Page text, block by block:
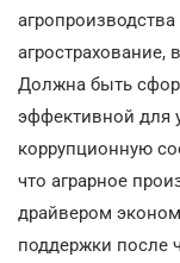
агрострахование,
Должна быть
эффективной для
коррупционную
что аграрное
драйвером
поддержки после